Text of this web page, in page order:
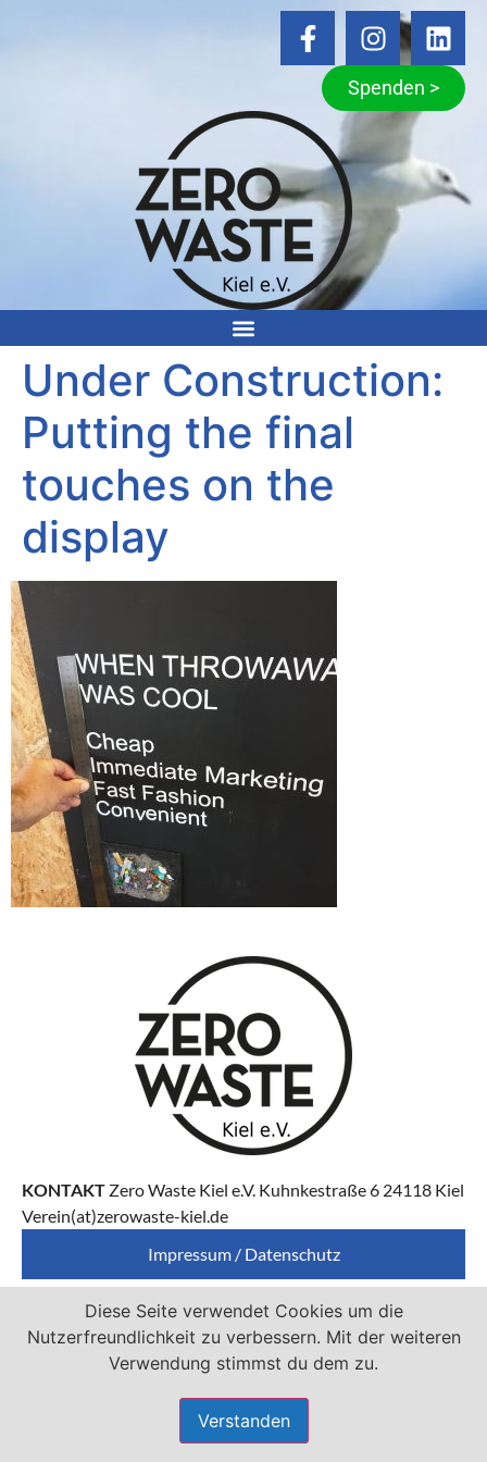
Spenden >
Under Construction:
Putting the final
touches on the
display
KONTAKT Zero Waste Kiel e.V. Kuhnkestraße 6 24118 Kiel
Verein(at)zerowaste-kiel.de
Impressum / Datenschutz
Zero Waste Kiel e.V. ist Mitglied von
Diese Seite verwendet Cookies um die
Nutzerfreundlichkeit zu verbessern. Mit der weiteren
Verwendung stimmst du dem zu.
Verstanden